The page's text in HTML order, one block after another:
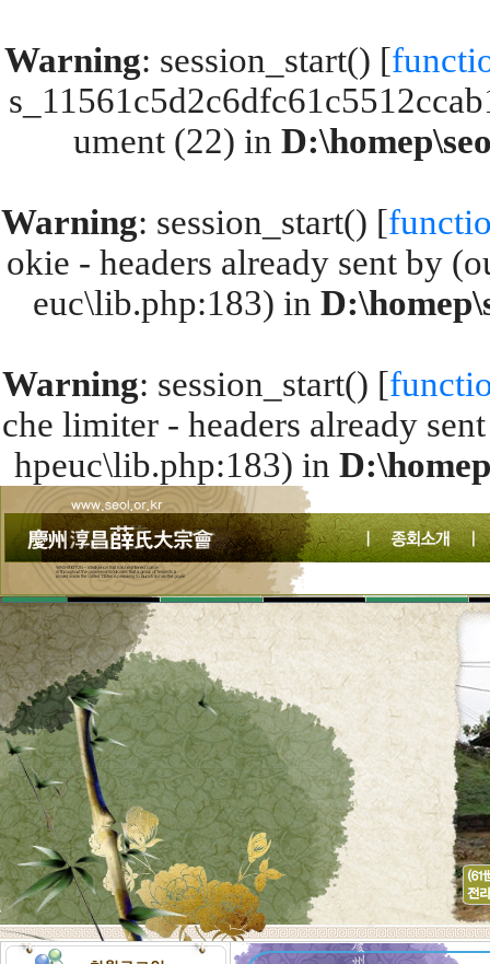
Warning: session_start() [
ument (22) in
Warning: session_start() [
okie - headers already sent by
euc\lib.php:183) in
Warning: session_start() [
che limiter - headers already
hpeuc\lib.php:183) in